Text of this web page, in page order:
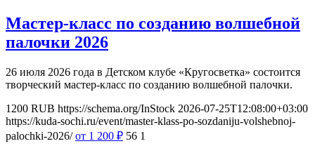
Мастер-класс по созданию волшебной
палочки 2026
26 июля 2026 года в Детском клубе «Кругосветка» состоится
творческий мастер-класс по созданию волшебной палочки.
1200 RUB https://schema.org/InStock 2026-07-25T12:08:00+03:00
https://kuda-sochi.ru/event/master-klass-po-sozdaniju-volshebnoj-
palochki-2026/ от 1 200 ₽ 56 1